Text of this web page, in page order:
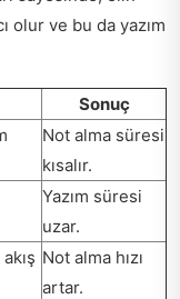
olur ve bu da yazım
Sonuç
Not alma süresi
kısalır.
Yazım süresi
uzar.
Not alma hızı
artar.